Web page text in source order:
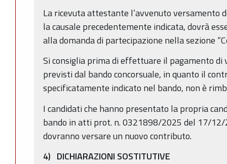
La ricevuta attestante l’avvenuto versamento
la causale precedentemente indicata, dovrà
alla domanda di partecipazione nella sezione
Si consiglia prima di effettuare il pagamento di
previsti dal bando concorsuale, in quanto il
specificatamente indicato nel bando, non è
I candidati che hanno presentato la propria
bando in atti prot. n. 0321898/2025 del 17/
dovranno versare un nuovo contributo.
4) DICHIARAZIONI SOSTITUTIVE